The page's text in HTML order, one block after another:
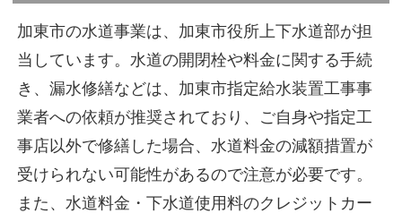
加東市の水道事業は、加東市役所上下水道部が担
当しています。水道の開閉栓や料金に関する手続
き、漏水修繕などは、加東市指定給水装置工事事
業者への依頼が推奨されており、ご自身や指定工
事店以外で修繕した場合、水道料金の減額措置が
受けられない可能性があるので注意が必要です。
また、水道料金・下水道使用料のクレジットカー